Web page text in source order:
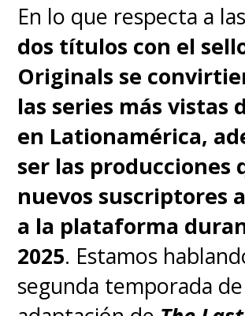
En lo que respecta a
dos títulos con el
Originals se
las series más vistas
en Lationamérica,
ser las producciones
nuevos suscriptores
a la plataforma
2025. Estamos
segunda temporada